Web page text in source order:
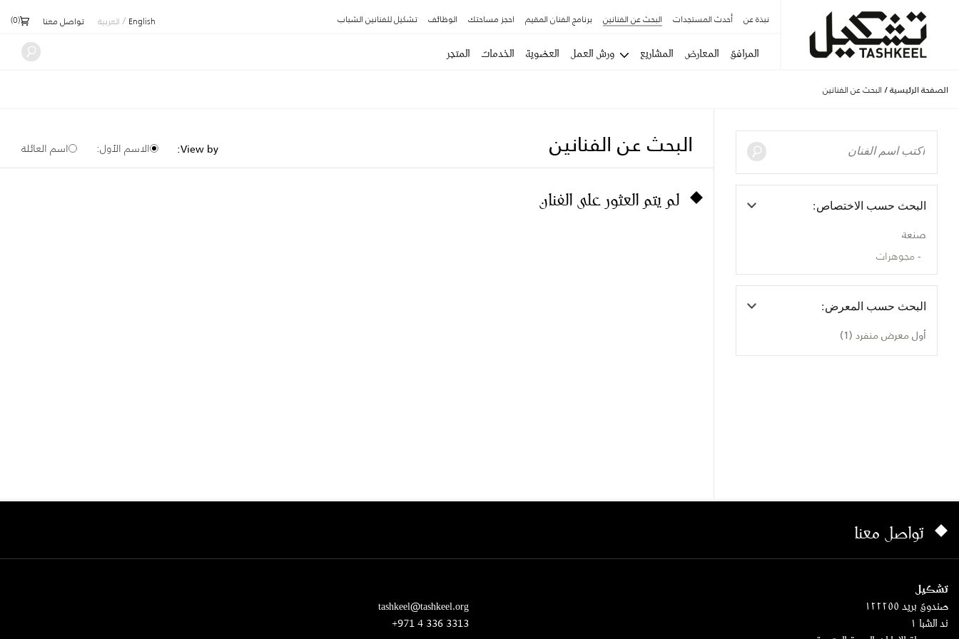
نبذة عن أحدث المستجدات البحث عن الفنانين برنامج الفنان المقيم احجز مساحتك الوظائف تشكيل للفنانين الشباب English
/ العربية تواصل معنا (
0
)
المرافق المعارض المشاريع ورش العمل العضوية الخدمات المتجر
الصفحة الرئيسية / البحث عن الفنانين
البحث حسب الاختصاص:
صنعة
مجوهرات
البحث حسب المعرض:
أول معرض منفرد (1)
البحث عن الفنانين View by: الاسم الأول: اسم العائلة
لم يتم العثور على الفنان
تواصل معنا
تشكيل
صندوق بريد ١٢٢٢٥٥
ند الشبا ١
tashkeel@tashkeel.org
+971 4 336 3313